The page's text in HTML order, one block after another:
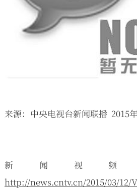
来源：中央电视台新闻联播 2015
新闻视频
http://news.cntv.cn/2015/03/12/